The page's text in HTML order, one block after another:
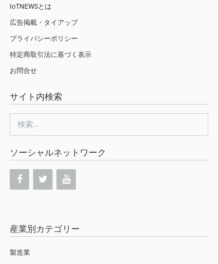
IoTNEWSとは
広告掲載・タイアップ
プライバシーポリシー
特定商取引法に基づく表示
お問合せ
サイト内検索
索:
ソーシャルネットワーク
産業別カテゴリー
製造業